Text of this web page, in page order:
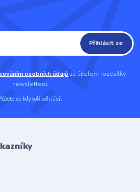
Přihlásit se
osobních údajů za účelem rozesílky
newsletteru.
se kdykoli odhlásit.